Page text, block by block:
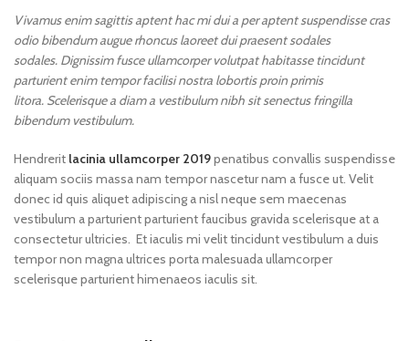
Vivamus enim sagittis aptent hac mi dui a per aptent suspendisse cras
odio bibendum augue rhoncus laoreet dui praesent sodales
sodales. Dignissim fusce ullamcorper volutpat habitasse tincidunt
parturient enim tempor facilisi nostra lobortis proin primis
litora. Scelerisque a diam a vestibulum nibh sit senectus fringilla
bibendum vestibulum.
Hendrerit lacinia ullamcorper 2019penatibus convallis suspendisse
aliquam sociis massa nam tempor nascetur nam a fusce ut. Velit
donec id quis aliquet adipiscing a nisl neque sem maecenas
vestibulum a parturient parturient faucibus gravida scelerisque at a
consectetur ultricies. Et iaculis mi velit tincidunt vestibulum a duis
tempor non magna ultrices porta malesuada ullamcorper
scelerisque parturient himenaeos iaculis sit.